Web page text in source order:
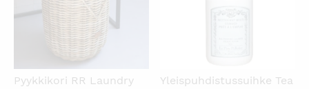
Pyykkikori RR Laundry
Yleispuhdistussuihke Tea